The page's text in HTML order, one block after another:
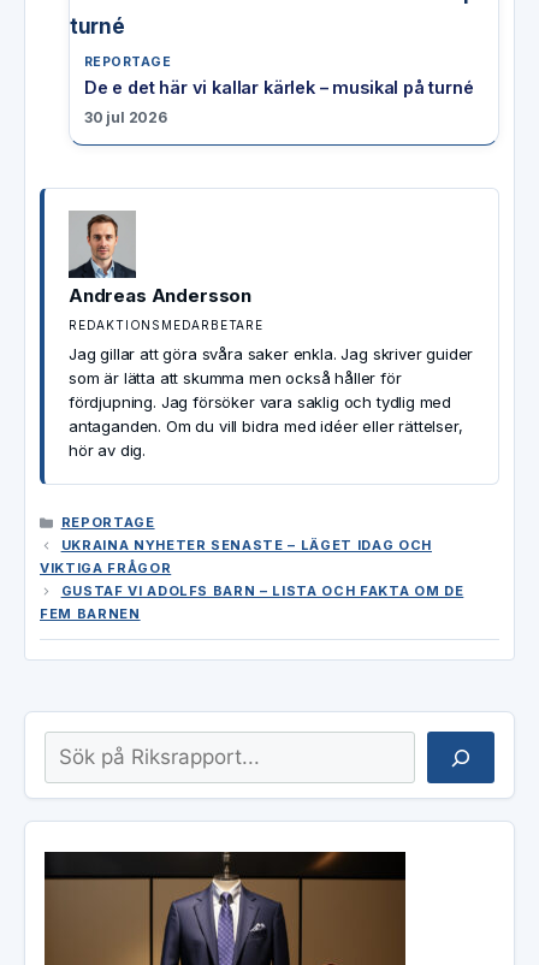
REPORTAGE
De e det här vi kallar kärlek – musikal på turné
30 jul 2026
Andreas Andersson
REDAKTIONSMEDARBETARE
Jag gillar att göra svåra saker enkla. Jag skriver guider
som är lätta att skumma men också håller för
fördjupning. Jag försöker vara saklig och tydlig med
antaganden. Om du vill bidra med idéer eller rättelser,
hör av dig.
KATEGORIER
REPORTAGE
UKRAINA NYHETER SENASTE – LÄGET IDAG OCH
VIKTIGA FRÅGOR
GUSTAF VI ADOLFS BARN – LISTA OCH FAKTA OM DE
FEM BARNEN
Sök